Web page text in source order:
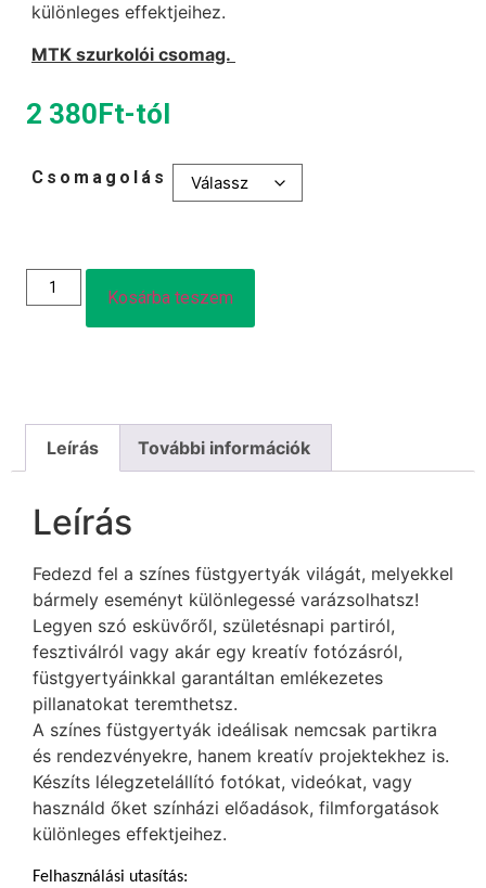
különleges effektjeihez.
MTK szurkolói csomag.
2 380Ft-tól
Csomagolás
Kosárba teszem
Leírás További információk
Leírás
Fedezd fel a színes füstgyertyák világát, melyekkel
bármely eseményt különlegessé varázsolhatsz!
Legyen szó esküvőről, születésnapi partiról,
fesztiválról vagy akár egy kreatív fotózásról,
füstgyertyáinkkal garantáltan emlékezetes
pillanatokat teremthetsz.
A színes füstgyertyák ideálisak nemcsak partikra
és rendezvényekre, hanem kreatív projektekhez is.
Készíts lélegzetelállító fotókat, videókat, vagy
használd őket színházi előadások, filmforgatások
különleges effektjeihez.
Felhasználási utasítás: